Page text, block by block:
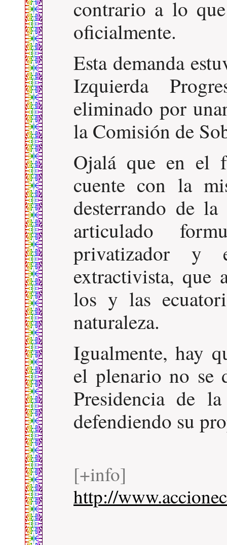
contrario a lo
oficialmente.
Esta demanda
Izquierda
eliminado por
la Comisión de
Ojalá que en el
cuente con la
desterrando de
articulado
privatizador y
extractivista, que
los y las
naturaleza.
Igualmente, hay
el plenario no se
Presidencia de
defendiendo su
[+info]
http://